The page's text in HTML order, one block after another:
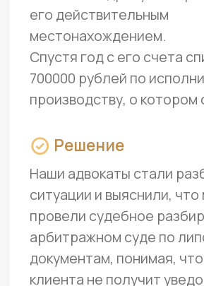
Успешно сочетаем в работе
академический и новаторский
беспроигрышную стратегию
защиты
изменениях в деле в онлайн
режиме
ЧАСТЫЕ ВОПРОСЫ